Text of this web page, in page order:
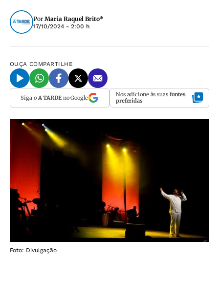
Por Maria Raquel Brito*
17/10/2024 - 2:00 h
OUÇA COMPARTILHE
Siga o A TARDEno Google Nos adicione às suas fontes
preferidas
Foto: Divulgação